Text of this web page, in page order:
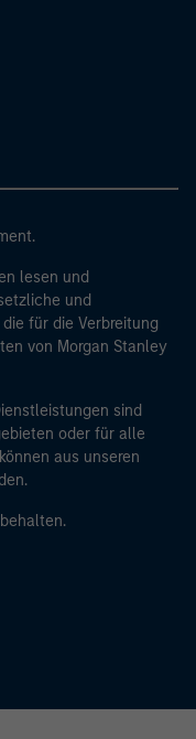
lesen und
und
für die Verbreitung
von Morgan Stanley
sind
oder für alle
aus unseren